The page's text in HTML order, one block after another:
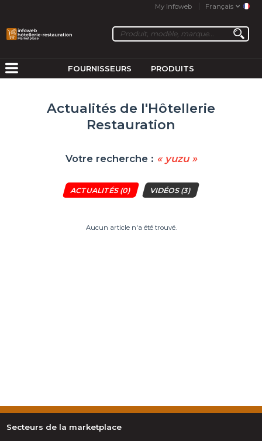
My Infoweb Français
FOURNISSEURS PRODUITS
Actualités de l'Hôtellerie
Restauration
Votre recherche : « yuzu »
ACTUALITÉS(0) VIDÉOS(3)
Aucun article n'a été trouvé.
Secteurs de la marketplace